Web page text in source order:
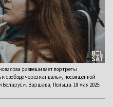
развешивает портреты
свободе через кандалы», посвященной
Варшава, Польша. 18 мая 2025